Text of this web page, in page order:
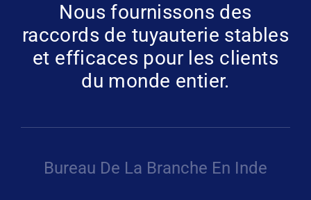
Nous fournissons des
raccords de tuyauterie stables
et efficaces pour les clients
du monde entier.
Bureau De La Branche En Inde